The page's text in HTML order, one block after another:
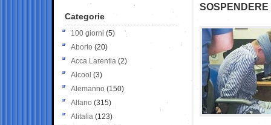
SOSPENDERE
Categorie
100 giorni (5)
Aborto (20)
Acca Larentia (2)
Alcool (3)
Alemanno (150)
Alfano (315)
Alitalia (123)